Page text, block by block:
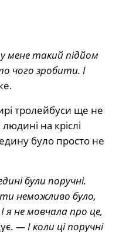
мене такий підйом
чого зробити. І
тролейбуси ще не
на кріслі
було просто не
були поручні.
неможливо було,
я не мовчала про це,
— І коли ці поручні